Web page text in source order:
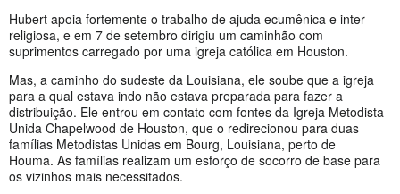
Hubert apoia fortemente o trabalho de ajuda ecumênica e inter-
religiosa, e em 7 de setembro dirigiu um caminhão com
suprimentos carregado por uma igreja católica em Houston.
Mas, a caminho do sudeste da Louisiana, ele soube que a igreja
para a qual estava indo não estava preparada para fazer a
distribuição. Ele entrou em contato com fontes da Igreja Metodista
Unida Chapelwood de Houston, que o redirecionou para duas
famílias Metodistas Unidas em Bourg, Louisiana, perto de
Houma. As famílias realizam um esforço de socorro de base para
os vizinhos mais necessitados.